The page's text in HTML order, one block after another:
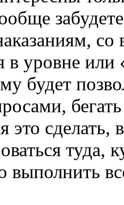
в уровне или
будет
это
туда,
выполнить